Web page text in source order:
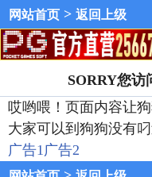
网站首页 > 返回上级
SORRY您访
哎哟喂！页面内容让狗
大家可以到狗狗没有
广告1广告2